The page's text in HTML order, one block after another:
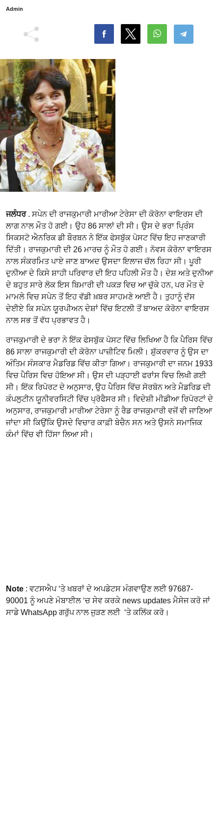
Admin
ਜਲੰਧਰ. ਸਪੇਨ ਦੀ ਰਾਜਕੁਮਾਰੀ ਮਾਰੀਆ ਟੇਰੇਸਾ ਦੀ ਕੋਰੋਨਾ ਵਾਇਰਸ ਦੀ
ਲਾਗ ਨਾਲ ਮੌਤ ਹੋ ਗਈ। ਉਹ 86 ਸਾਲਾਂ ਦੀ ਸੀ। ਉਸ ਦੇ ਭਰਾ ਪ੍ਰਿੰਸ
ਸਿਕਸਟੋ ਐਨਰਿਕ ਡੀ ਬੌਰਬਨ ਨੇ ਇੱਕ ਫੇਸਬੁੱਕ ਪੋਸਟ ਵਿੱਚ ਇਹ ਜਾਣਕਾਰੀ
ਦਿੱਤੀ। ਰਾਜਕੁਮਾਰੀ ਦੀ 26 ਮਾਰਚ ਨੂੰ ਮੌਤ ਹੋ ਗਈ। ਨੋਵਸ ਕੋਰੋਨਾ ਵਾਇਰਸ
ਨਾਲ ਸੰਕਰਮਿਤ ਪਾਏ ਜਾਣ ਬਾਅਦ ਉਸਦਾ ਇਲਾਜ ਚੱਲ ਰਿਹਾ ਸੀ। ਪੂਰੀ
ਦੁਨੀਆ ਦੇ ਕਿਸੇ ਸ਼ਾਹੀ ਪਰਿਵਾਰ ਦੀ ਇਹ ਪਹਿਲੀ ਮੌਤ ਹੈ। ਦੇਸ਼ ਅਤੇ ਦੁਨੀਆ
ਦੇ ਬਹੁਤ ਸਾਰੇ ਲੋਕ ਇਸ ਬਿਮਾਰੀ ਦੀ ਪਕੜ ਵਿਚ ਆ ਚੁੱਕੇ ਹਨ, ਪਰ ਮੌਤ ਦੇ
ਮਾਮਲੇ ਵਿਚ ਸਪੇਨ ਤੋਂ ਇਹ ਵੱਡੀ ਖ਼ਬਰ ਸਾਹਮਣੇ ਆਈ ਹੈ। ਤੁਹਾਨੂੰ ਦੱਸ
ਦੇਈਏ ਕਿ ਸਪੇਨ ਯੂਰਪੀਅਨ ਦੇਸ਼ਾਂ ਵਿੱਚ ਇਟਲੀ ਤੋਂ ਬਾਅਦ ਕੋਰੋਨਾ ਵਾਇਰਸ
ਨਾਲ ਸਭ ਤੋਂ ਵੱਧ ਪ੍ਰਭਾਵਤ ਹੈ।
ਰਾਜਕੁਮਾਰੀ ਦੇ ਭਰਾ ਨੇ ਇੱਕ ਫੇਸਬੁੱਕ ਪੋਸਟ ਵਿੱਚ ਲਿਖਿਆ ਹੈ ਕਿ ਪੈਰਿਸ ਵਿੱਚ
86 ਸਾਲਾ ਰਾਜਕੁਮਾਰੀ ਦੀ ਕੋਰੋਨਾ ਪਾਜ਼ੀਟਿਵ ਮਿਲੀ। ਸ਼ੁੱਕਰਵਾਰ ਨੂੰ ਉਸ ਦਾ
ਅੰਤਿਮ ਸੰਸਕਾਰ ਮੈਡਰਿਡ ਵਿੱਚ ਕੀਤਾ ਗਿਆ। ਰਾਜਕੁਮਾਰੀ ਦਾ ਜਨਮ 1933
ਵਿਚ ਪੈਰਿਸ ਵਿਚ ਹੋਇਆ ਸੀ। ਉਸ ਦੀ ਪੜ੍ਹਾਈ ਫਰਾਂਸ ਵਿਚ ਲਿਖੀ ਗਈ
ਸੀ। ਇੱਕ ਰਿਪੋਰਟ ਦੇ ਅਨੁਸਾਰ, ਉਹ ਪੈਰਿਸ ਵਿੱਚ ਸੋਰਬੋਨ ਅਤੇ ਮੈਡਰਿਡ ਦੀ
ਕੰਪਲੁਟੀਨ ਯੂਨੀਵਰਸਿਟੀ ਵਿੱਚ ਪ੍ਰੋਫੈਸਰ ਸੀ। ਵਿਦੇਸ਼ੀ ਮੀਡੀਆ ਰਿਪੋਰਟਾਂ ਦੇ
ਅਨੁਸਾਰ, ਰਾਜਕੁਮਾਰੀ ਮਾਰੀਆ ਟੇਰੇਸਾ ਨੂੰ ਰੈਡ ਰਾਜਕੁਮਾਰੀ ਵਜੋਂ ਵੀ ਜਾਣਿਆ
ਜਾਂਦਾ ਸੀ ਕਿਉਂਕਿ ਉਸਦੇ ਵਿਚਾਰ ਕਾਫ਼ੀ ਬੇਚੈਨ ਸਨ ਅਤੇ ਉਸਨੇ ਸਮਾਜਿਕ
ਕੰਮਾਂ ਵਿੱਚ ਵੀ ਹਿੱਸਾ ਲਿਆ ਸੀ।
Note : ਵਟਸਐਪ ‘ਤੇ ਖਬਰਾਂ ਦੇ ਅਪਡੇਟਸ ਮੰਗਵਾਉਣ ਲਈ 97687-
90001 ਨੂੰ ਅਪਣੇ ਮੋਬਾਈਲ ‘ਚ ਸੇਵ ਕਰਕੇ news updates ਮੈਸੇਜ ਕਰੋ ਜਾਂ
ਸਾਡੇ WhatsApp ਗਰੁੱਪ ਨਾਲ ਜੁੜਣ ਲਈ ‘ਤੇ ਕਲਿੱਕ ਕਰੋ।